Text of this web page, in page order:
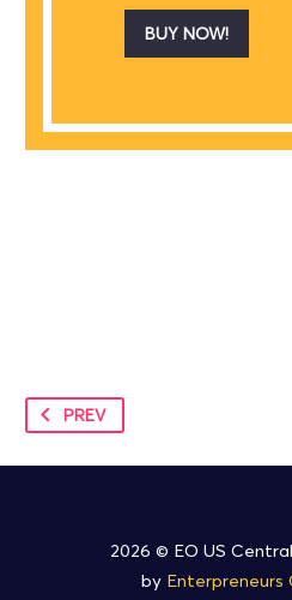
BUY NOW!
PREV
2026 © EO US
by Enterpreneurs